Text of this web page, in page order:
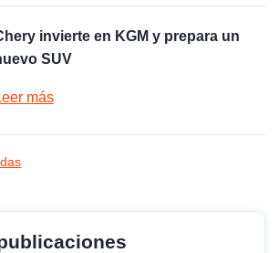
invierte en KGM y prepara un
SUV
más